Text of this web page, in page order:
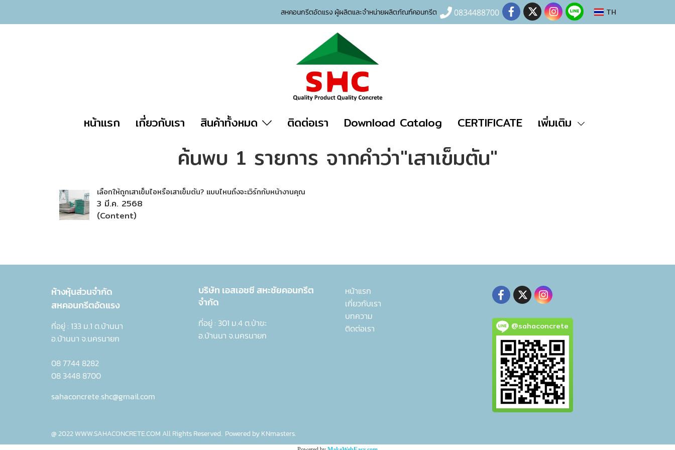
สหคอนกรีตอัดแรง ผู้ผลิตและจำหน่ายผลิตภัณฑ์คอนกรีต 0834488700 TH
หน้าแรก เกี่ยวกับเรา สินค้าทั้งหมด ติดต่อเรา Download Catalog CERTIFICATE เพิ่มเติม
ค้นพบ 1 รายการ จากคำว่า"เสาเข็มตัน"
เลือกให้ถูกเสาเข็มไอหรือเสาเข็มตัน? แบบไหนถึงจะเวิร์กกับหน้างานคุณ
3 มี.ค. 2568
(Content)
ห้างหุ้นส่วนจำกัด
สหคอนกรีตอัดแรง
ที่อยู่ : 133 ม.1 ต.บ้านนา
อ.บ้านนา จ.นครนายก
08 7744 8282
08 3448 8700
sahaconcrete.shc@gmail.com
บริษัท เอสเอชซี สหะชัยคอนกรีต
จำกัด
ที่อยู่ : 301 ม.4 ต.ป่าขะ
อ.บ้านนา จ.นครนายก
หน้าแรก
เกี่ยวกับเรา
บทความ
ติดต่อเรา
@sahaconcrete
@ 2022 WWW.SAHACONCRETE.COM All Rights Reserved. Powered byKNmasters.